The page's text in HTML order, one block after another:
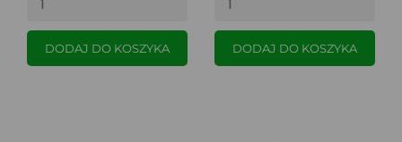
DODAJ DO KOSZYKA DODAJ DO KOSZYKA